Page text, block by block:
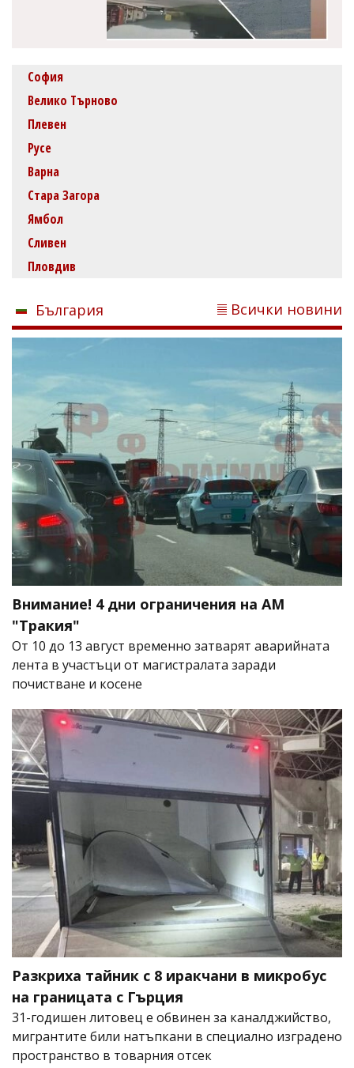
София
Велико Търново
Плевен
Русе
Варна
Стара Загора
Ямбол
Сливен
Пловдив
България Всички новини
Внимание! 4 дни ограничения на АМ
"Тракия"
От 10 до 13 август временно затварят аварийната
лента в участъци от магистралата заради
почистване и косене
Разкриха тайник с 8 иракчани в микробус
на границата с Гърция
31-годишен литовец е обвинен за каналджийство,
мигрантите били натъпкани в специално изградено
пространство в товарния отсек